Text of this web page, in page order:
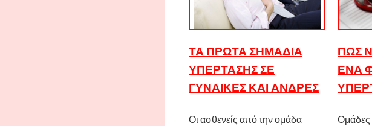
ΤΑ ΠΡΏΤΑ ΣΗΜΆΔΙΑ
ΥΠΈΡΤΑΣΗΣ ΣΕ
ΓΥΝΑΊΚΕΣ ΚΑΙ ΆΝΔΡΕΣ
Οι ασθενείς από την ομάδα
ΠΏΣ
ΈΝΑ
Ομάδες